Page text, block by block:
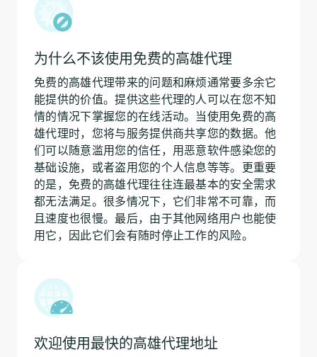
为什么不该使用免费的高雄代理
免费的高雄代理带来的问题和麻烦通常要多余它
能提供的价值。提供这些代理的人可以在您不知
情的情况下掌握您的在线活动。当使用免费的高
雄代理时，您将与服务提供商共享您的数据。他
们可以随意滥用您的信任，用恶意软件感染您的
基础设施，或者盗用您的个人信息等等。更重要
的是，免费的高雄代理往往连最基本的安全需求
都无法满足。很多情况下，它们非常不可靠，而
且速度也很慢。最后，由于其他网络用户也能使
用它，因此它们会有随时停止工作的风险。
欢迎使用最快的高雄代理地址